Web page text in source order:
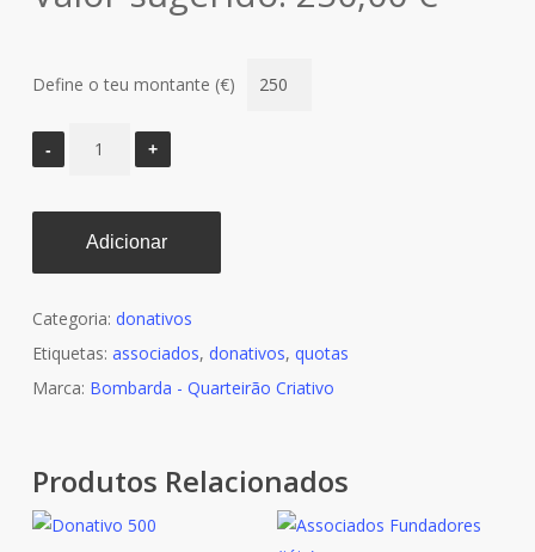
Define o teu montante (€)
Adicionar
Categoria: donativos
Etiquetas: associados, donativos, quotas
Marca: Bombarda - Quarteirão Criativo
Produtos Relacionados